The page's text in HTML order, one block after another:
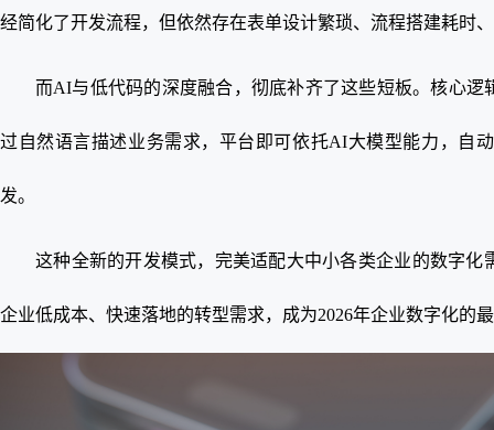
经简化了开发流程，但依然存在表单设计繁琐、流程搭建耗时
而AI与低代码的深度融合，彻底补齐了这些短板。核心
过自然语言描述业务需求，平台即可依托AI大模型能力，自
发。
这种全新的开发模式，完美适配大中小各类企业的数字
企业低成本、快速落地的转型需求，成为2026年企业数字化的